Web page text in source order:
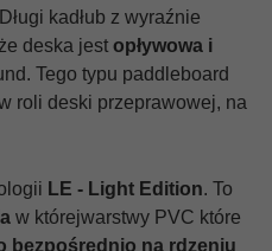
kadłub z wyraźnie
deska jest opływowa i
Tego typu paddleboard
roli deski przeprawowej, na
LE - Light Edition. To
w którejwarstwy PVC które
bezpośrednio na rdzeniu